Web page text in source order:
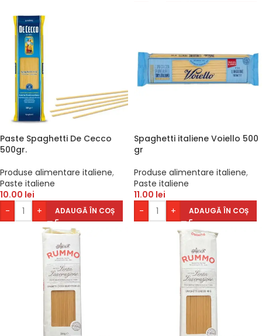
Paste Spaghetti De Cecco
500gr.
Produse alimentare italiene,
Paste italiene
10.00 lei
-
+ ADAUGĂ ÎN COȘ
Spaghetti italiene Voiello 500
gr
Produse alimentare italiene,
Paste italiene
11.00 lei
-
+ ADAUGĂ ÎN COȘ